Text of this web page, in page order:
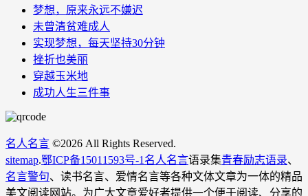
梦想，原来永远不嫌迟
未曾清贫难成人
实现梦想，每天坚持30分钟
挫折也美丽
穿越玉米地
成功人生三件事
名人名言 ©2026 All Rights Reserved.
sitemap.鄂ICP备15011593号-1 名人名言语录集青春励志语录、
名言警句、读书名言、爱情名言等各种文体文章为一体的精品
美文阅读网站。为广大文章爱好者提供一个便于阅读、分享的